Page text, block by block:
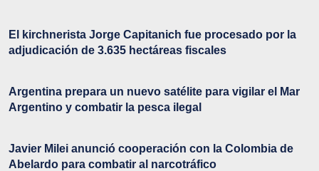
El kirchnerista Jorge Capitanich fue procesado por la
adjudicación de 3.635 hectáreas fiscales
Argentina prepara un nuevo satélite para vigilar el Mar
Argentino y combatir la pesca ilegal
Javier Milei anunció cooperación con la Colombia de
Abelardo para combatir al narcotráfico